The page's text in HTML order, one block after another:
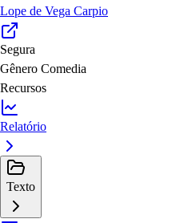
Lope de Vega Carpio
Segura
Gênero Comedia
Recursos
Relatório
Texto